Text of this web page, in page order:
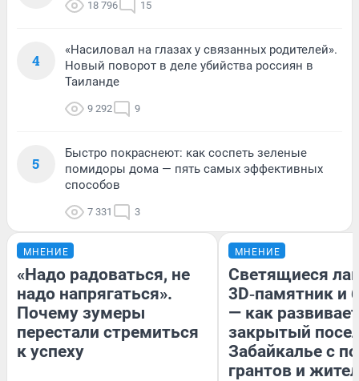
18 796 15
4
«Насиловал на глазах у связанных родителей».
Новый поворот в деле убийства россиян в
Таиланде
9 292 9
5
Быстро покраснеют: как соспеть зеленые
помидоры дома — пять самых эффективных
способов
7 331 3
МНЕНИЕ
«Надо радоваться, не
надо напрягаться».
Почему зумеры
перестали стремиться
к успеху
МНЕНИЕ
Светящиеся
3D‑памятник и
— как
закрытый
Забайкалье с
грантов и